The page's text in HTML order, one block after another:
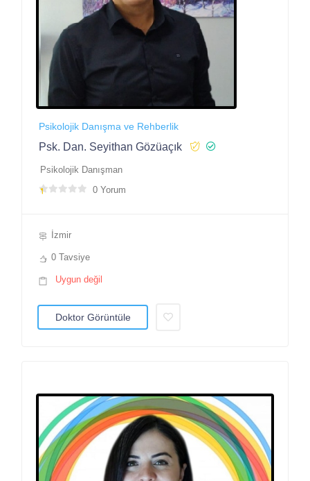
Psikolojik Danışma ve Rehberlik
Psk. Dan. Seyithan Gözüaçık
Psikolojik Danışman
0 Yorum
İzmir
0 Tavsiye
Uygun değil
Doktor Görüntüle